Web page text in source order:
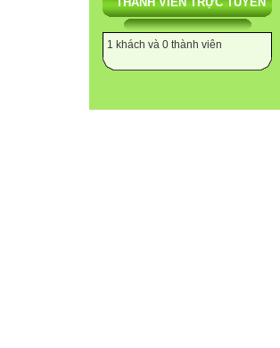
1 khách và 0 thành viên